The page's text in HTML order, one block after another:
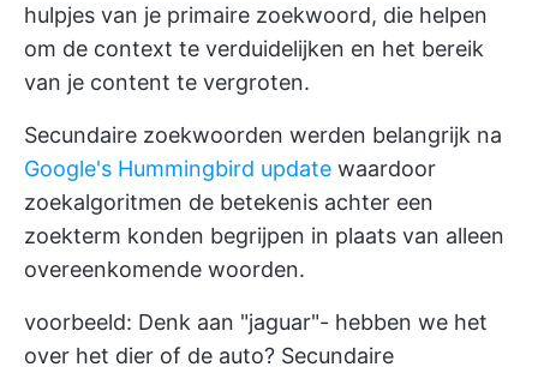
hulpjes van je primaire zoekwoord, die helpen
om de context te verduidelijken en het bereik
van je content te vergroten.
Secundaire zoekwoorden werden belangrijk na
Google's Hummingbird update waardoor
zoekalgoritmen de betekenis achter een
zoekterm konden begrijpen in plaats van alleen
overeenkomende woorden.
voorbeeld: Denk aan "jaguar"- hebben we het
over het dier of de auto? Secundaire